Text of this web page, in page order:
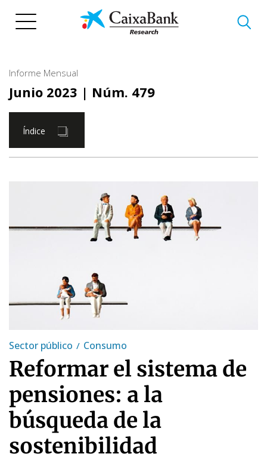
Informe Mensual
Junio 2023 | Núm. 479
Índice
Sector público Consumo
Reformar el sistema de
pensiones: a la
búsqueda de la
sostenibilidad